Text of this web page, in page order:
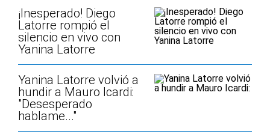
¡Inesperado! Diego
Latorre rompió el
silencio en vivo con
Yanina Latorre
Yanina Latorre volvió a
hundir a Mauro Icardi:
"Desesperado
hablame..."